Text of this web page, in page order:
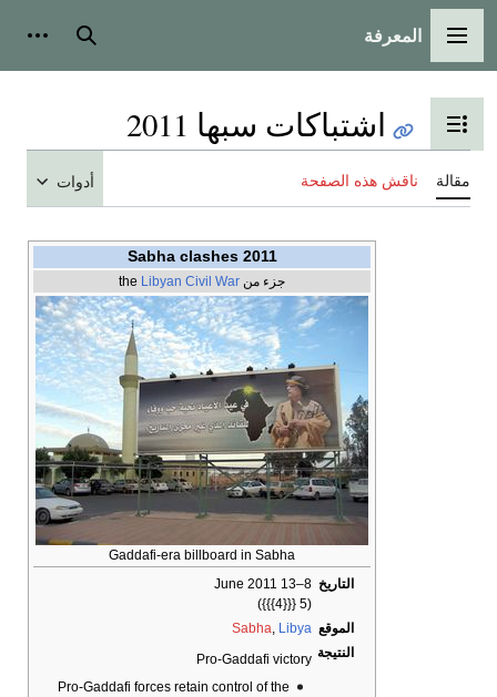
القائمة الرئيسية
المعرفة بحث
تبديل عرض جدول المحتويات
اشتباكات سبها 2011
مقالة ناقش هذه الصفحة أدوات
2011 Sabha clashes
جزء من the Libyan Civil War
Gaddafi-era billboard in Sabha
التاريخ 8–13 June 2011
(5 {{{4}}})
الموقع
Sabha, Libya
النتيجة Pro-Gaddafi victory
Pro-Gaddafi forces retain control of the